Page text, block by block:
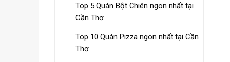
Top 5 Quán Bột Chiên ngon nhất tại
Cần Thơ
Top 10 Quán Pizza ngon nhất tại Cần
Thơ